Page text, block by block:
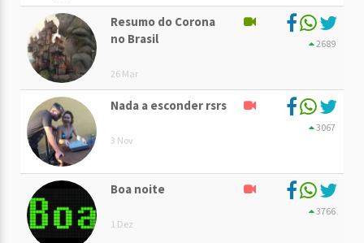
Resumo do Corona
no Brasil
26 Mar
2689
Nada a esconder rsrs
3 Nov
3067
Boa noite
1 Dez
3766